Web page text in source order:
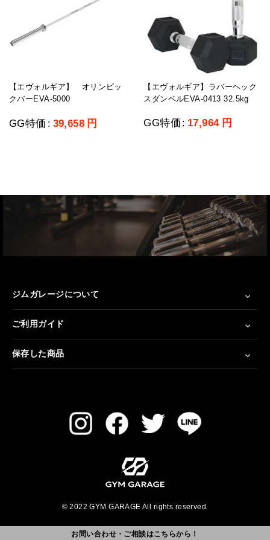
【エヴォルギア】 オリンピッ
クバーEVA-5000
GG特価 : 39,658 円
【エヴォルギア】ラバーヘック
スダンベルEVA-0413 32.5kg
GG特価 : 17,964 円
ジムガレージについて
ご利用ガイド
保存した商品
© 2022 GYM GARAGE All rights reserved.
お問い合わせ・ご相談はこちらから！